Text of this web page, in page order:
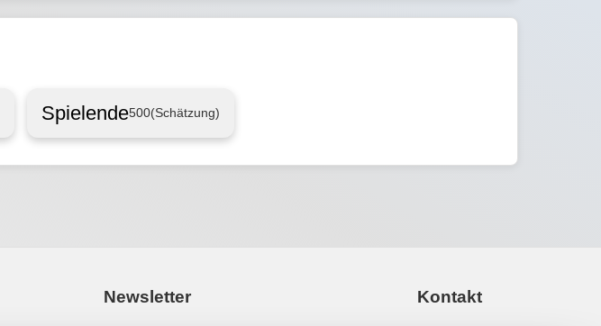
Spielende500(Schätzung)
Newsletter Kontakt